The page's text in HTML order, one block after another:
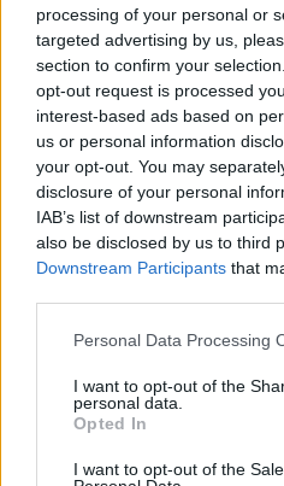
processing of your personal or
targeted advertising by us,
section to confirm your
opt-out request is processed
interest-based ads based on
us or personal information
your opt-out. You may
disclosure of your personal
IAB’s list of downstream
also be disclosed by us to third
Downstream Participants that
Personal Data Processing
I want to opt-out of the
personal data.
Opted In
I want to opt-out of the